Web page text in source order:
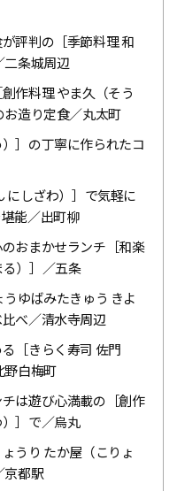
評判の［季節料理 和
二条城周辺
作料理 やま久（そう
お造り定食／丸太町
］の丁寧に作られたコ
にしざわ）］で気軽に
能／出町柳
おまかせランチ［和楽
）］／五条
うゆばみたきゅう きよ
べ／清水寺周辺
［きらく寿司 佐門
野白梅町
は遊び心満載の［創作
］で／烏丸
うり たか屋（こりょ
京都駅